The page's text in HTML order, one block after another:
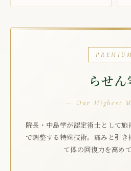
PREMIUM
らせん
— Our Highest
院長・中島学が認定術士として
で調整する特殊技術。痛みと引
て体の回復力を高め